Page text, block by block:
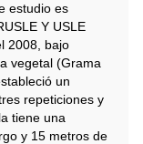
estudio es
Y USLE
2008, bajo
vegetal (Grama
un
repeticiones y
tiene una
y 15 metros de